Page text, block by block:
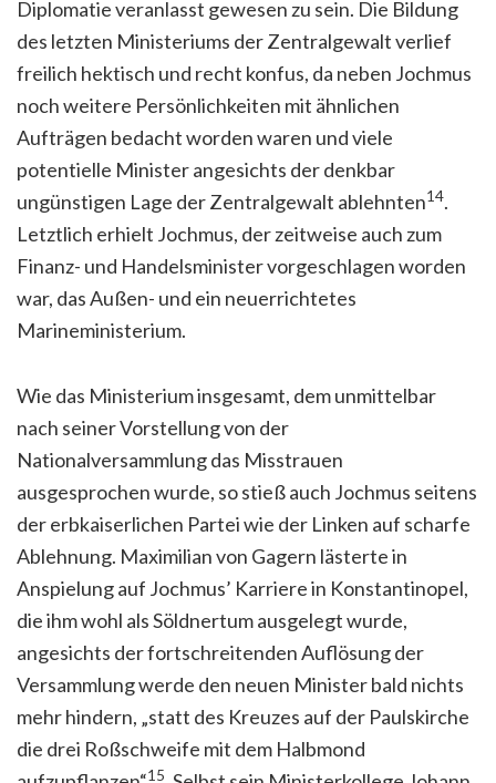
Diplomatie veranlasst gewesen zu sein. Die Bildung
des letzten Ministeriums der Zentralgewalt verlief
freilich hektisch und recht konfus, da neben Jochmus
noch weitere Persönlichkeiten mit ähnlichen
Aufträgen bedacht worden waren und viele
potentielle Minister angesichts der denkbar
ungünstigen Lage der Zentralgewalt ablehnten14.
Letztlich erhielt Jochmus, der zeitweise auch zum
Finanz- und Handelsminister vorgeschlagen worden
war, das Außen- und ein neuerrichtetes
Marineministerium.
Wie das Ministerium insgesamt, dem unmittelbar
nach seiner Vorstellung von der
Nationalversammlung das Misstrauen
ausgesprochen wurde, so stieß auch Jochmus seitens
der erbkaiserlichen Partei wie der Linken auf scharfe
Ablehnung. Maximilian von Gagern lästerte in
Anspielung auf Jochmus’ Karriere in Konstantinopel,
die ihm wohl als Söldnertum ausgelegt wurde,
angesichts der fortschreitenden Auflösung der
Versammlung werde den neuen Minister bald nichts
mehr hindern, „statt des Kreuzes auf der Paulskirche
die drei Roßschweife mit dem Halbmond
15